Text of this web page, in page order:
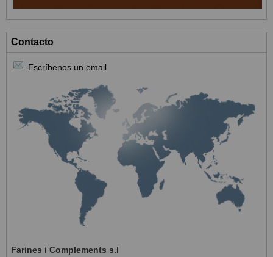
Contacto
Escríbenos un email
Farines i Complements s.l